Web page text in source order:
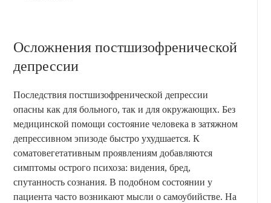
Осложнения постшизофренической
депрессии
Последствия постшизофренической депрессии
опасны как для больного, так и для окружающих. Без
медицинской помощи состояние человека в затяжном
депрессивном эпизоде быстро ухудшается. К
соматовегетативным проявлениям добавляются
симптомы острого психоза: видения, бред,
спутанность сознания. В подобном состоянии у
пациента часто возникают мысли о самоубийстве. На